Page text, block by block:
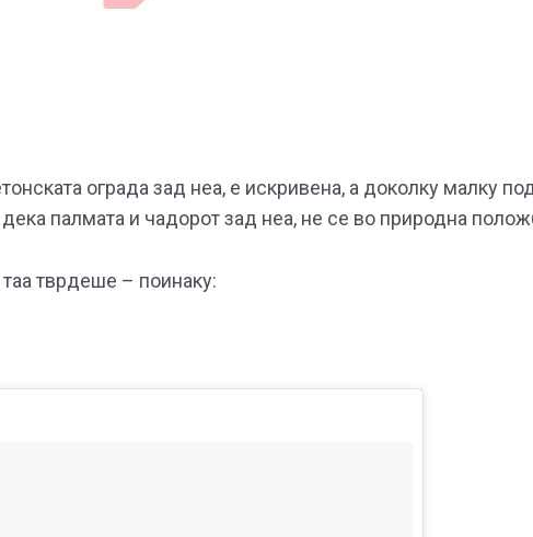
ограда зад неа, е искривена, а доколку малку
палмата и чадорот зад неа, не се во природна
тврдеше – поинаку: